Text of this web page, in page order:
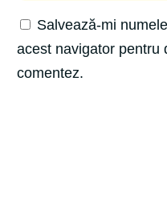
Salvează-mi
acest navigator pentru
comentez.